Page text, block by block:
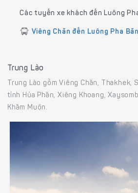
Các tuyến xe khách đến Luông
Viêng Chăn đến Luông Pha
Trung Lào
Trung Lào gồm Viêng Chăn, Thakhek,
tỉnh Hủa Phăn, Xiêng Khoang,
Khăm Muộn.